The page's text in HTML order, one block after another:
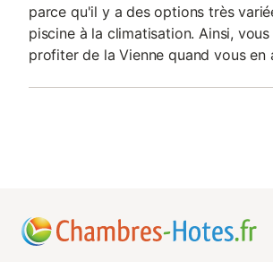
parce qu'il y a des options très
piscine à la climatisation. Ainsi,
profiter de la Vienne quand vous en